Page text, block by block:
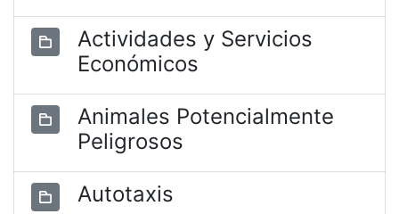
Actividades y Servicios
Económicos
Animales Potencialmente
Peligrosos
Autotaxis